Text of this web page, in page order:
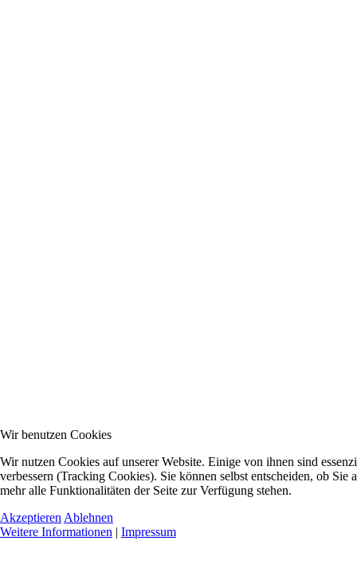
Wir benutzen Cookies
Wir nutzen Cookies auf unserer Website. Einige von ihnen sind
verbessern (Tracking Cookies). Sie können selbst entscheiden, ob
mehr alle Funktionalitäten der Seite zur Verfügung stehen.
Akzeptieren Ablehnen
Weitere Informationen | Impressum